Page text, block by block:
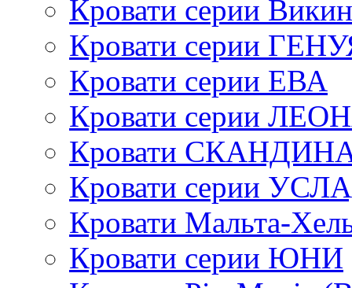
Кровати серии
Кровати серии
Кровати серии ЕВА
Кровати серии
Кровати
Кровати серии
Кровати Мальта-
Кровати серии ЮНИ